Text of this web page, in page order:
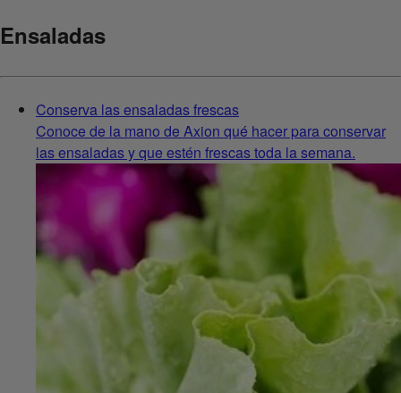
Ensaladas
Conserva las ensaladas frescas
Conoce de la mano de Axion qué hacer para conservar
las ensaladas y que estén frescas toda la semana.